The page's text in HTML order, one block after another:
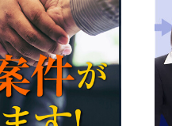
ばれる6つの理由
ポイント
の違い
社譲渡の事例